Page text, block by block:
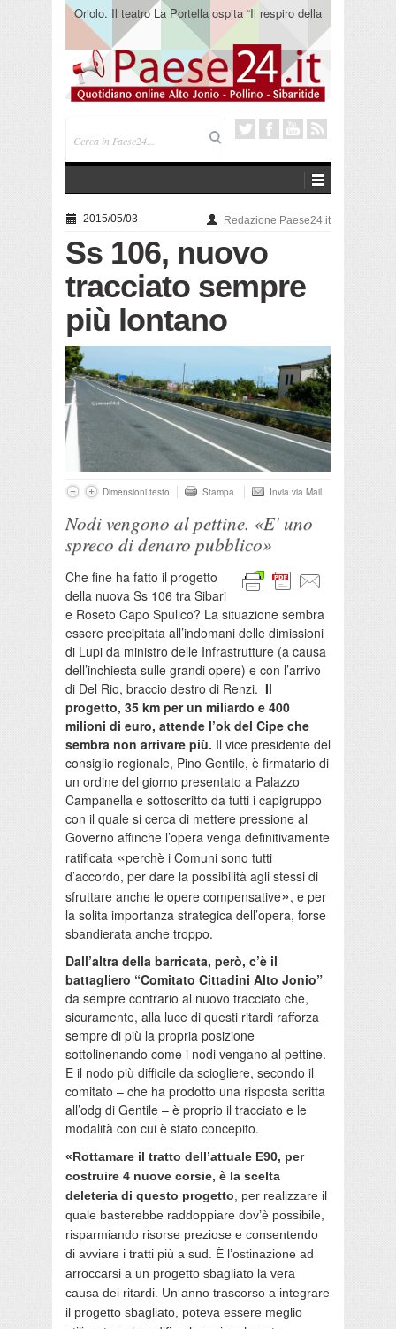
Oriolo. Il teatro La Portella ospita “Il respiro della
terra” del collettivo 365
2015/05/03 Redazione Paese24.it
Ss 106, nuovo
tracciato sempre
più lontano
Dimensioni testo Stampa Invia via Mail
Nodi vengono al pettine. «E' uno
spreco di denaro pubblico»
Che fine ha fatto il progetto
della nuova Ss 106 tra Sibari
e Roseto Capo Spulico? La situazione sembra
essere precipitata all’indomani delle dimissioni
di Lupi da ministro delle Infrastrutture (a causa
dell’inchiesta sulle grandi opere) e con l’arrivo
di Del Rio, braccio destro di Renzi. Il
progetto, 35 km per un miliardo e 400
milioni di euro, attende l’ok del Cipe che
sembra non arrivare più. Il vice presidente del
consiglio regionale, Pino Gentile, è firmatario di
un ordine del giorno presentato a Palazzo
Campanella e sottoscritto da tutti i capigruppo
con il quale si cerca di mettere pressione al
Governo affinche l’opera venga definitivamente
ratificata «perchè i Comuni sono tutti
d’accordo, per dare la possibilità agli stessi di
sfruttare anche le opere compensative», e per
la solita importanza strategica dell’opera, forse
sbandierata anche troppo.
Dall’altra della barricata, però, c’è il
battagliero “Comitato Cittadini Alto Jonio”
da sempre contrario al nuovo tracciato che,
sicuramente, alla luce di questi ritardi rafforza
sempre di più la propria posizione
sottolinenando come i nodi vengano al pettine.
E il nodo più difficile da sciogliere, secondo il
comitato – che ha prodotto una risposta scritta
all’odg di Gentile – è proprio il tracciato e le
modalità con cui è stato concepito.
«Rottamare il tratto dell’attuale E90, per
costruire 4 nuove corsie, è la scelta
deleteria di questo progetto , per realizzare il
quale basterebbe raddoppiare dov’è possibile,
risparmiando risorse preziose e consentendo
di avviare i tratti più a sud. È l’ostinazione ad
arroccarsi a un progetto sbagliato la vera
causa dei ritardi. Un anno trascorso a integrare
il progetto sbagliato, poteva essere meglio